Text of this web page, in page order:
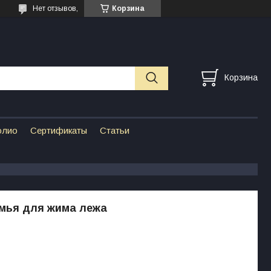
Корзина
Нет отзывов,
Корзина
Сертификаты Статьи
для жима лежа